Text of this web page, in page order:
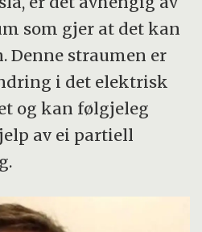
som gjer at det kan
Denne straumen er
i det elektrisk
og kan følgjeleg
av ei partiell